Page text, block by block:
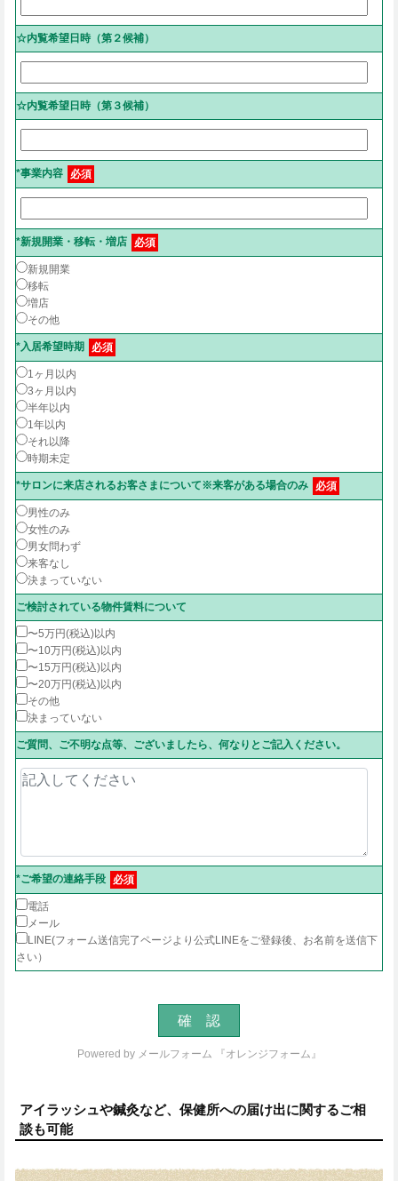
☆内覧希望日時（第２候補）
☆内覧希望日時（第３候補）
*事業内容 必須
*新規開業・移転・増店 必須
新規開業
移転
増店
その他
*入居希望時期 必須
1ヶ月以内
3ヶ月以内
半年以内
1年以内
それ以降
時期未定
*サロンに来店されるお客さまについて※来客がある場合のみ 必須
男性のみ
女性のみ
男女問わず
来客なし
決まっていない
ご検討されている物件賃料について
〜5万円(税込)以内
〜10万円(税込)以内
〜15万円(税込)以内
〜20万円(税込)以内
その他
決まっていない
ご質問、ご不明な点等、ございましたら、何なりとご記入ください。
*ご希望の連絡手段 必須
電話
メール
LINE(フォーム送信完了ページより公式LINEをご登録後、お名前を送信下
さい）
Powered by メールフォーム 『オレンジフォーム』
アイラッシュや鍼灸など、保健所への届け出に関するご相
談も可能